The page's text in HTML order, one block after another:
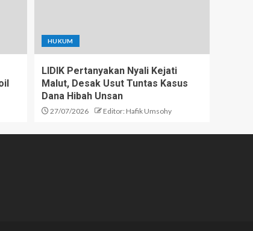
HUKUM
LIDIK Pertanyakan Nyali Kejati
Malut, Desak Usut Tuntas Kasus
Dana Hibah Unsan
27/07/2026 Editor: Hafik Umsohy